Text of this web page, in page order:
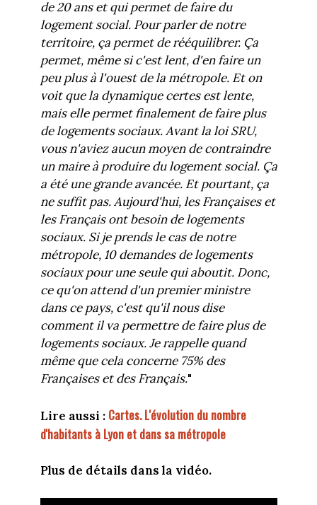
de 20 ans et qui permet de faire du
logement social. Pour parler de notre
territoire, ça permet de rééquilibrer. Ça
permet, même si c'est lent, d'en faire un
peu plus à l'ouest de la métropole. Et on
voit que la dynamique certes est lente,
mais elle permet finalement de faire plus
de logements sociaux. Avant la loi SRU,
vous n'aviez aucun moyen de contraindre
un maire à produire du logement social. Ça
a été une grande avancée. Et pourtant, ça
ne suffit pas. Aujourd'hui, les Françaises et
les Français ont besoin de logements
sociaux. Si je prends le cas de notre
métropole, 10 demandes de logements
sociaux pour une seule qui aboutit. Donc,
ce qu'on attend d'un premier ministre
dans ce pays, c'est qu'il nous dise
comment il va permettre de faire plus de
logements sociaux. Je rappelle quand
même que cela concerne 75% des
Françaises et des Français."
Lire aussi : Cartes. L'évolution du nombre
d'habitants à Lyon et dans sa métropole
Plus de détails dans la vidéo.